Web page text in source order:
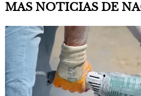
MAS NOTICIAS DE